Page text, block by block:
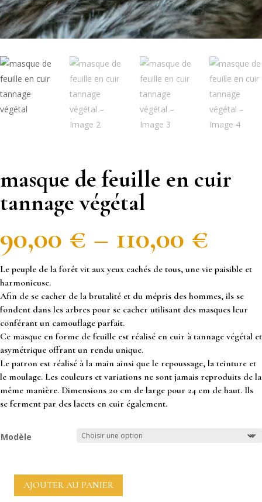
masque de feuille en cuir
tannage végétal
90,00 € – 110,00 €
Le peuple de la forêt vit aux yeux cachés de tous, une vie paisible et
harmonieuse.
Afin de se cacher de la brutalité et du mépris des hommes, ils se
fondent dans les arbres pour se cacher utilisant des masques leur
conférant un camouflage parfait.
Ce masque en forme de feuille est réalisé en cuir à tannage végétal et
asymétrique offrant un rendu unique.
Le patron est réalisé à la main ainsi que le repoussage, la teinture et
le moulage. Les couleurs et variations ne sont jamais reproduits de la
même manière. Dimensions 20 cm de large pour 24 cm de haut. Ils
se ferment par des lacets en cuir également.
Modèle
quantité
AJOUTER AU PANIER